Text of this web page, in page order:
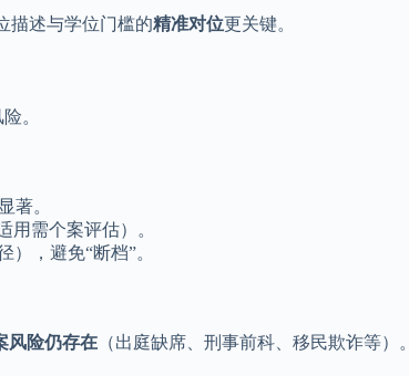
描述与学位门槛的精准对位更关键。
。
著。
用需个案评估）。
），避免“断档”。
风险仍存在 （出庭缺席、刑事前科、移民欺诈等）。